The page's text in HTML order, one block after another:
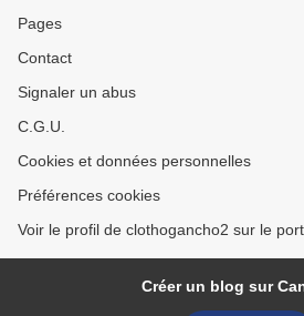
Pages
Contact
Signaler un abus
C.G.U.
Cookies et données personnelles
Préférences cookies
Voir le profil de clothogancho2 sur le
Créer un blog sur